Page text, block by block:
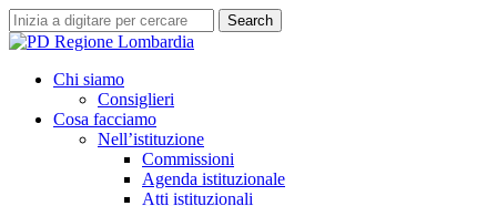
Skip
to
content
Search
Close
search
Menu
Chi siamo
Consiglieri
Cosa facciamo
Nell’istituzione
Commissioni
Agenda istituzionale
Atti istituzionali